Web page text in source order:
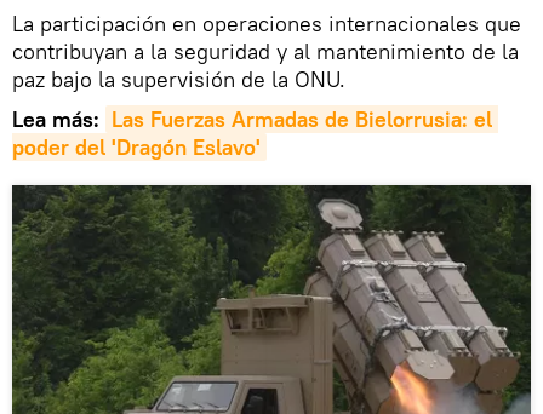
La participación en operaciones internacionales que
contribuyan a la seguridad y al mantenimiento de la
paz bajo la supervisión de la ONU.
Lea más: Las Fuerzas Armadas de Bielorrusia: el
poder del 'Dragón Eslavo'